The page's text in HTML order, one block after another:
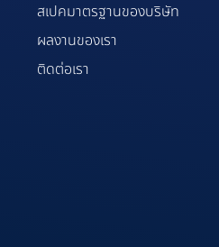
สเปคมาตรฐานของบริษัท
ผลงานของเรา
ติดต่อเรา